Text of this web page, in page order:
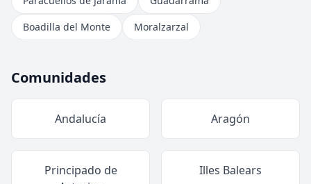
Boadilla del Monte
Moralzarzal
Comunidades
Andalucía Aragón
Principado de
Illes Balears